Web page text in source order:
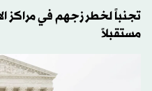
تجنباً لخطر زجهم في مراكز
مستقبلاً